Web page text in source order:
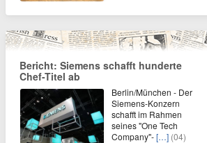
Bericht: Siemens schafft hunderte
Chef-Titel ab
Berlin/München - Der
Siemens-Konzern
schafft im Rahmen
seines "One Tech
Company"-[…] (04)